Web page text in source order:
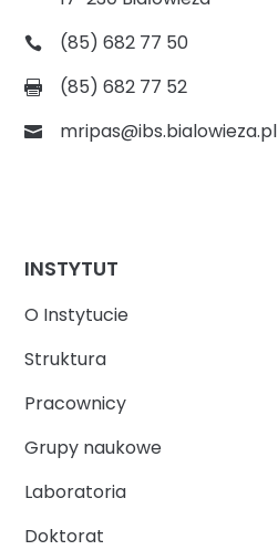
(85) 682 77 50
(85) 682 77 52
mripas@ibs.bialowieza.pl
INSTYTUT
O Instytucie
Struktura
Pracownicy
Grupy naukowe
Laboratoria
Doktorat